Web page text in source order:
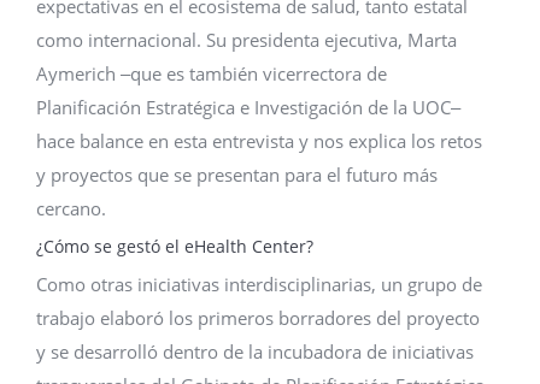
expectativas en el ecosistema de salud, tanto estatal
como internacional. Su presidenta ejecutiva, Marta
Aymerich ‒que es también vicerrectora de
Planificación Estratégica e Investigación de la UOC‒
hace balance en esta entrevista y nos explica los retos
y proyectos que se presentan para el futuro más
cercano.
¿Cómo se gestó el eHealth Center?
Como otras iniciativas interdisciplinarias, un grupo de
trabajo elaboró los primeros borradores del proyecto
y se desarrolló dentro de la incubadora de iniciativas